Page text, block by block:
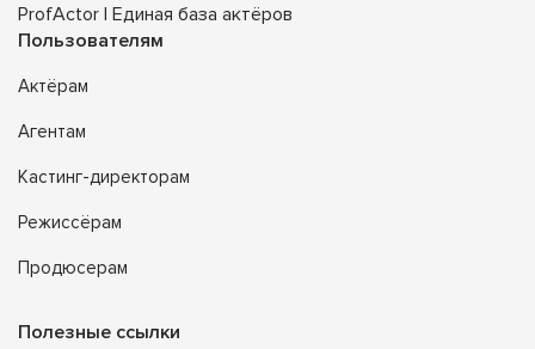
ProfActor | Единая база актёров
Пользователям
Актёрам
Агентам
Кастинг-директорам
Режиссёрам
Продюсерам
Полезные ссылки